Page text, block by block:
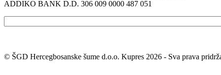
ADDIKO BANK D.D. 306 009 0000 487 051
© ŠGD Hercegbosanske šume d.o.o. Kupres 2026 - Sva prava